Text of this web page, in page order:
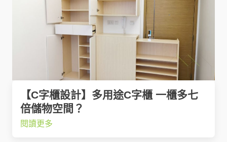
【C字櫃設計】多用途C字櫃 一櫃多七
倍儲物空間？
閱讀更多